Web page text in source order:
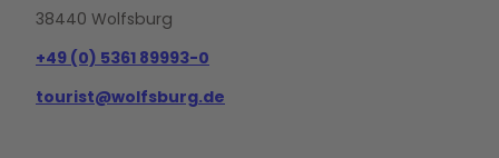
38440 Wolfsburg
+49 (0) 5361 89993-0
tourist@wolfsburg.de